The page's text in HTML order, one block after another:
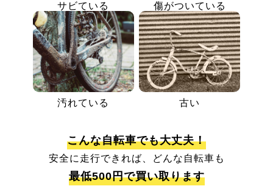
サビている 傷がついている
汚れている 古い
こんな自転車でも大丈夫！
安全に走行できれば、どんな自転車も
最低500円で買い取ります